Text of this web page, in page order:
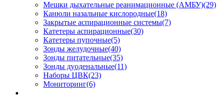
Мешки дыхательные реанимационные (АМБУ)(29)
Канюли назальные кислородные(18)
Закрытые аспирационные системы(7)
Катетеры аспирационные(30)
Катетеры пупочные(5)
Зонды желудочные(40)
Зонды питательные(35)
Зонды дуоденальные(11)
Наборы ЦВК(23)
Мониторинг(6)